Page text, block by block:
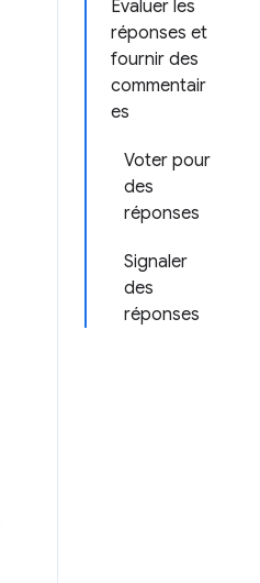
Évaluer les
réponses et
fournir des
commentair
es
Voter pour
des
réponses
Signaler
des
réponses